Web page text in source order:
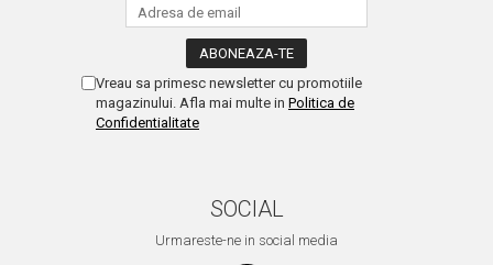
Vreau sa primesc newsletter cu promotiile
magazinului. Afla mai multe in Politica de
Confidentialitate
SOCIAL
Urmareste-ne in social media